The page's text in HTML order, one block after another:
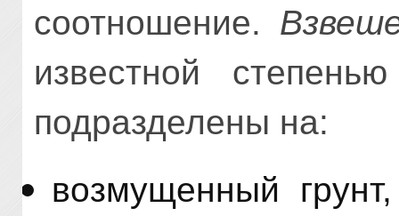
соотношение.
известной
подразделены на:
возмущенный